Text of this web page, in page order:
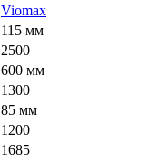
Viomax
115 мм
2500
600 мм
1300
85 мм
1200
1685